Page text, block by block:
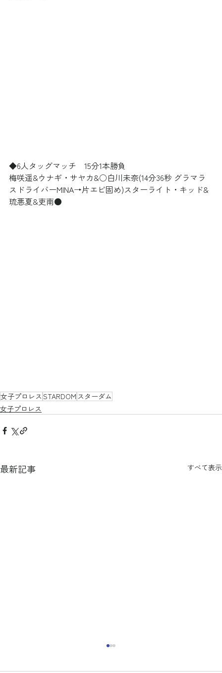
◆6人タッグマッチ　15分1本勝負
梅咲遥&ウナギ・サヤカ&○白川未奈(14分36秒 グラマラ
スドライバーMINA→片エビ固め)スターライト・キッド&
琉悪夏&吏南●
女子プロレス STARDOM スターダム
女子プロレス
最新記事 すべて表示